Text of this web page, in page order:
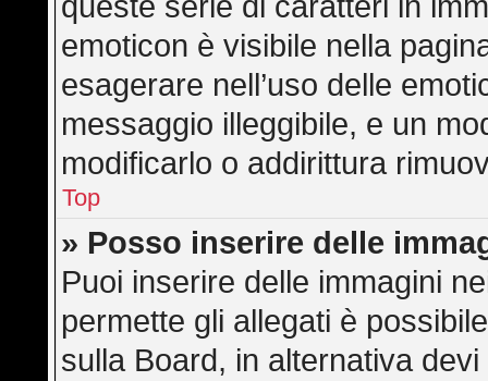
emoticon è visibile nella
esagerare nell’uso delle
messaggio illeggibile, e un
modificarlo o addirittura
Top
» Posso inserire delle
Puoi inserire delle immagini
permette gli allegati è
sulla Board, in alternativa